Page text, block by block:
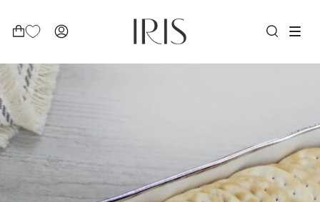
content
بحث ACCOUNT